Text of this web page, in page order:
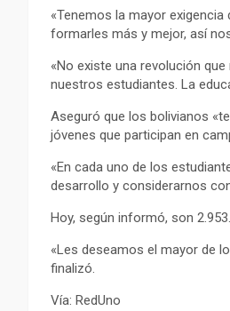
«Tenemos la mayor
formarles más y mejor, así
«No existe una revolución
nuestros estudiantes. La
Aseguró que los bolivianos
jóvenes que participan en
«En cada uno de los
desarrollo y considerarnos
Hoy, según informó, son
«Les deseamos el mayor de
finalizó.
Vía: RedUno